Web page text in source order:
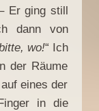
Er ging still
dann von
wo!“ Ich
der Räume
eines der
in die